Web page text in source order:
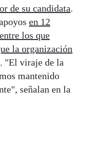
de su candidata.
en 12
los que
la organización
. "El viraje de la
mantenido
señalan en la